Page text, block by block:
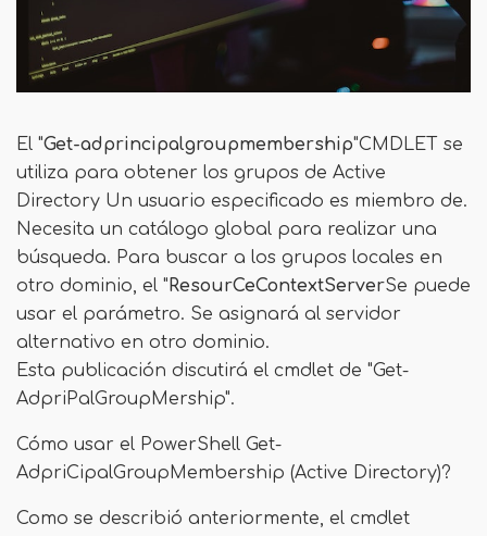
El "Get-adprincipalgroupmembership"CMDLET se
utiliza para obtener los grupos de Active
Directory Un usuario especificado es miembro de.
Necesita un catálogo global para realizar una
búsqueda. Para buscar a los grupos locales en
otro dominio, el "ResourCeContextServerSe puede
usar el parámetro. Se asignará al servidor
alternativo en otro dominio.
Esta publicación discutirá el cmdlet de "Get-
AdpriPalGroupMership".
Cómo usar el PowerShell Get-
AdpriCipalGroupMembership (Active Directory)?
Como se describió anteriormente, el cmdlet